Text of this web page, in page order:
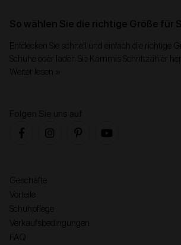
So wählen Sie die richtige Größe für
Entdecken Sie schnell und einfach die richtige
Schuhe oder laden Sie Kammis Schrittzähler
Weiter lesen »
Geschäfte
Vorteile
Schuhpflege
Verkaufsbedingungen
FAQ